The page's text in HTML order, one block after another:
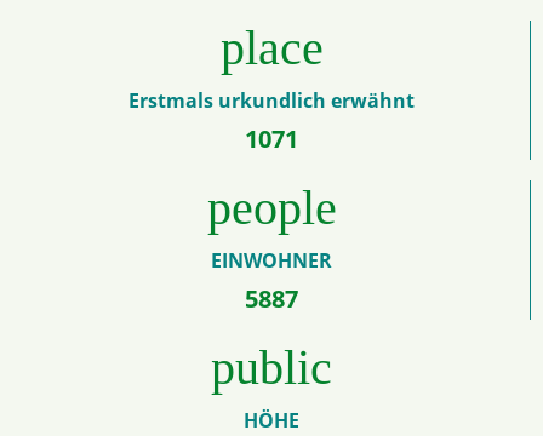
place
Erstmals urkundlich erwähnt
1071
people
EINWOHNER
5887
public
HÖHE